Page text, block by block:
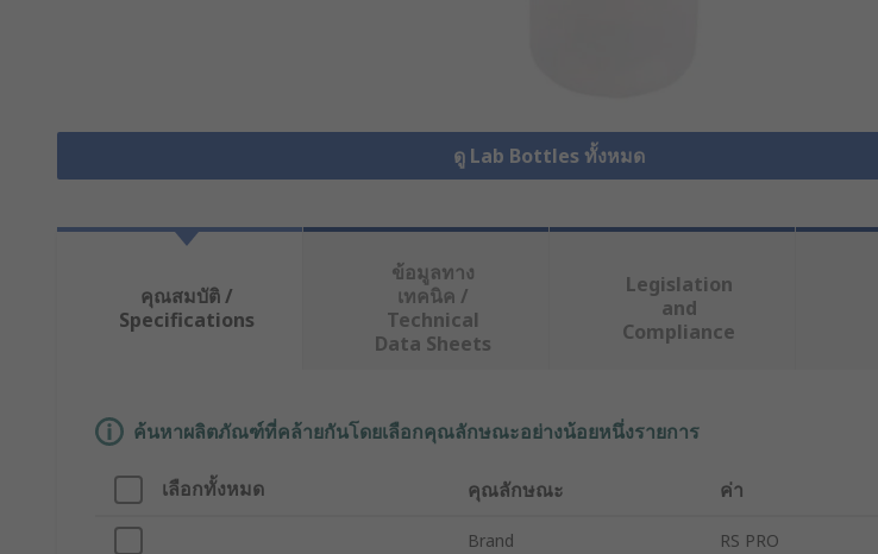
ดู Lab Bottles ทั้งหมด
คุณสมบัติ /
Specifications
ข้อมูลทาง
เทคนิค /
Technical
Data Sheets
Legislation
and
Compliance
ค้นหาผลิตภัณฑ์ที่คล้ายกันโดยเลือกคุณลักษณะอย่างน้อยหนึ่งรายการ
เลือกทั้งหมด คุณลักษณะ ค่า
Brand RS PRO